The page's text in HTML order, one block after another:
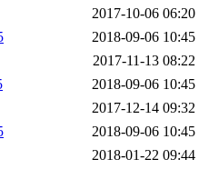
2017-10-06 06:20
2018-09-06 10:45
2017-11-13 08:22
2018-09-06 10:45
2017-12-14 09:32
2018-09-06 10:45
2018-01-22 09:44